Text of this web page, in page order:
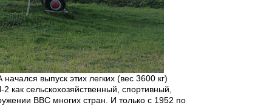
выпуск этих легких (вес 3600 кг)
как сельскохозяйственный, спортивный,
ВВС многих стран. И только с 1952 по